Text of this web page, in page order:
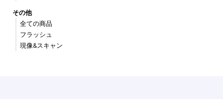
その他
全ての商品
フラッシュ
現像&スキャン